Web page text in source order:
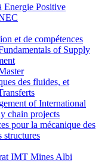
Energie Positive
et de compétences
of Supply
des fluides, et
of International
chain projects
pour la mécanique des
structures
IMT Mines Albi